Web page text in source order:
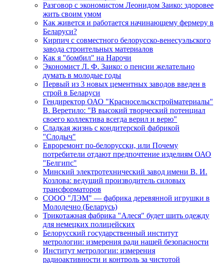
Разговор с экономистом Леонидом Заико: здоровее
жить своим умом
Как живется и работается начинающему фермеру в
Беларуси?
Кирпич с совместного белорусско-венесуэльского
завода строительных материалов
Как я "бомбил" на Нарочи
Экономист Л. Ф. Заико: о пенсии желательно
думать в молодые годы
Первый из 3 новых цементных заводов введен в
строй в Беларуси
Гендиректор ОАО "Красносельскстройматериалы"
В. Веретило: "В высокий творческий потенциал
своего коллектива всегда верил и верю"
Сладкая жизнь с кондитерской фабрикой
"Слодыч"
Евроремонт по-белорусски, или Почему
потребители отдают предпочтение изделиям ОАО
"Белгипс"
Минский электротехнический завод имени В. И.
Козлова: ведущий производитель силовых
трансформаторов
СООО "ЛЭМ" — фабрика деревянной игрушки в
Молодечно (Беларусь)
Трикотажная фабрика "Алеся" будет шить одежду
для немецких полицейских
Белорусский государственный институт
метрологии: измерения ради нашей безопасности
Институт метрологии: измерения
радиоактивности и контроль за чистотой